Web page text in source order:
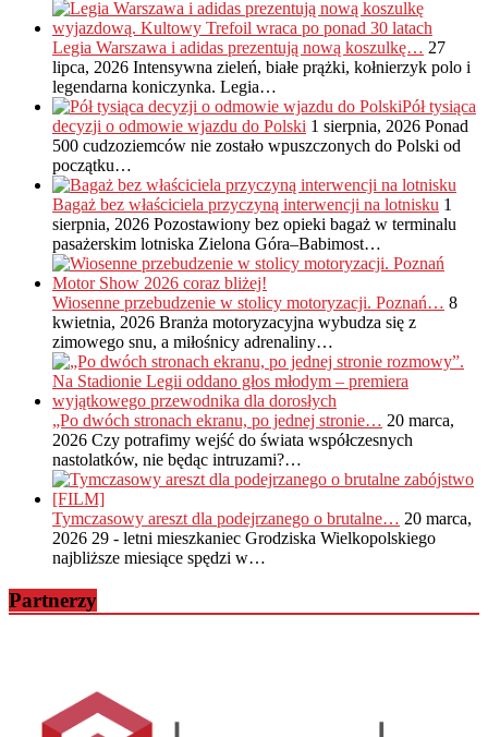
Legia Warszawa i adidas prezentują nową koszulkę… 27
lipca, 2026 Intensywna zieleń, białe prążki, kołnierzyk polo i
legendarna koniczynka. Legia…
Pół tysiąca
decyzji o odmowie wjazdu do Polski 1 sierpnia, 2026 Ponad
500 cudzoziemców nie zostało wpuszczonych do Polski od
początku…
Bagaż bez właściciela przyczyną interwencji na lotnisku 1
sierpnia, 2026 Pozostawiony bez opieki bagaż w terminalu
pasażerskim lotniska Zielona Góra–Babimost…
Wiosenne przebudzenie w stolicy motoryzacji. Poznań… 8
kwietnia, 2026 Branża motoryzacyjna wybudza się z
zimowego snu, a miłośnicy adrenaliny…
„Po dwóch stronach ekranu, po jednej stronie… 20 marca,
2026 Czy potrafimy wejść do świata współczesnych
nastolatków, nie będąc intruzami?…
Tymczasowy areszt dla podejrzanego o brutalne… 20 marca,
2026 29 - letni mieszkaniec Grodziska Wielkopolskiego
najbliższe miesiące spędzi w…
Partnerzy